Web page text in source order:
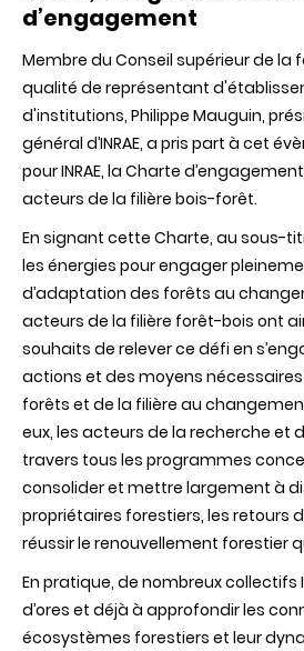
d’engagement
Membre du Conseil supérieur de la
qualité de représentant
d'institutions, Philippe Mauguin,
général d’INRAE, a pris part à cet
pour INRAE, la Charte
acteurs de la filière bois-forêt.
En signant cette Charte, au sous-
les énergies pour engager
d’adaptation des forêts au
acteurs de la filière forêt-bois ont
souhaits de relever ce défi en
actions et des moyens
forêts et de la filière au
eux, les acteurs de la recherche et
travers tous les programmes
consolider et mettre largement à
propriétaires forestiers, les retours
réussir le renouvellement forestier
En pratique, de nombreux collectifs
d’ores et déjà à approfondir les
écosystèmes forestiers et leur